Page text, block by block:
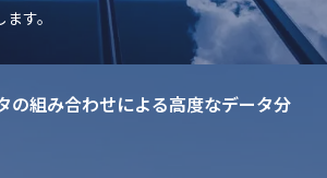
す。
の組み合わせによる高度なデータ分